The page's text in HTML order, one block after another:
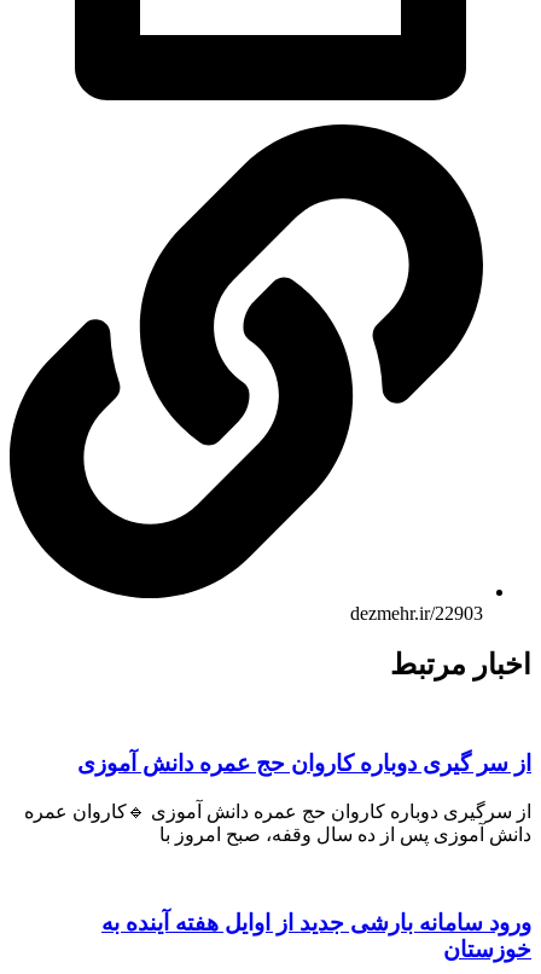
dezmehr.ir/22903
اخبار مرتبط
از سر گیری دوباره کاروان حج عمره دانش آموزی
از سرگیری دوباره کاروان حج عمره دانش آموزی 🔹کاروان عمره
دانش آموزی پس از ده سال وقفه، صبح امروز با
ورود سامانه بارشی جدید از اوایل هفته آینده به
خوزستان